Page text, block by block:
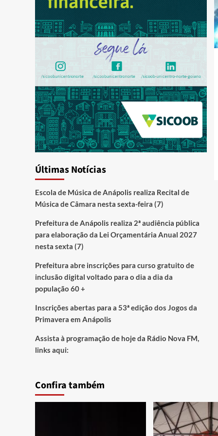
Últimas Notícias
Escola de Música de Anápolis realiza Recital de
Música de Câmara nesta sexta-feira (7)
Prefeitura de Anápolis realiza 2ª audiência pública
para elaboração da Lei Orçamentária Anual 2027
nesta sexta (7)
Prefeitura abre inscrições para curso gratuito de
inclusão digital voltado para o dia a dia da
população 60 +
Inscrições abertas para a 53ª edição dos Jogos da
Primavera em Anápolis
Assista à programação de hoje da Rádio Nova FM,
links aqui:
Confira também